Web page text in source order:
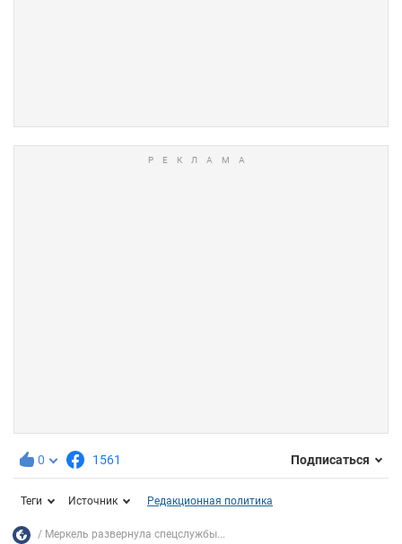
0 1561 Подписаться
Теги Источник Редакционная политика
Меркель развернула спецслужбы...